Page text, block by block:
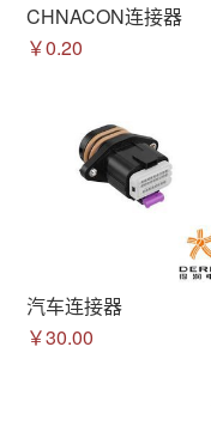
CHNACON连接器
￥0.20
汽车连接器
￥30.00